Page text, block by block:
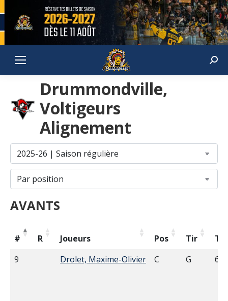
Drummondville,
Voltigeurs
Alignement
AVANTS
# R Joueurs Pos Tir
9
Drolet, Maxime-Olivier C G